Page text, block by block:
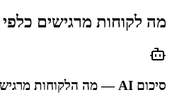
מה לקוחות מרגישים כלפי
סיכום AI — מה הלקוחות מרגישים